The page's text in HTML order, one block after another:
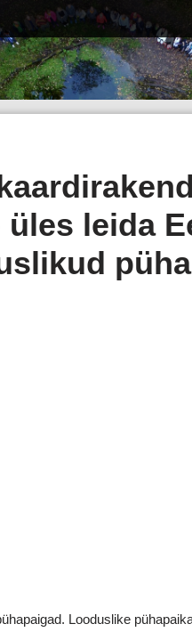
üles leida
Looduslike